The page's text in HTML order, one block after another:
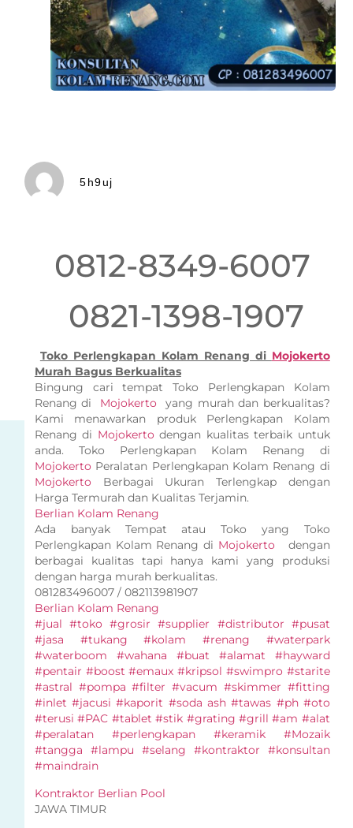
5h9uj
0812-8349-6007
0821-1398-1907
Toko Perlengkapan Kolam Renang di Mojokerto
Murah Bagus Berkualitas
Bingung cari tempat Toko Perlengkapan Kolam
Renang di Mojokerto yang murah dan berkualitas?
Kami menawarkan produk Perlengkapan Kolam
Renang di Mojokerto dengan kualitas terbaik untuk
anda. Toko Perlengkapan Kolam Renang di
Mojokerto Peralatan Perlengkapan Kolam Renang di
Mojokerto Berbagai Ukuran Terlengkap dengan
Harga Termurah dan Kualitas Terjamin.
Berlian Kolam Renang
Ada banyak Tempat atau Toko yang Toko
Perlengkapan Kolam Renang di Mojokerto
dengan
berbagai kualitas tapi hanya kami yang produksi
dengan harga murah berkualitas.
081283496007 / 082113981907
Berlian Kolam Renang
#jual #toko #grosir #supplier #distributor #pusat
#jasa #tukang #kolam #renang #waterpark
#waterboom #wahana #buat #alamat #hayward
#pentair #boost #emaux #kripsol #swimpro #starite
#astral #pompa #filter #vacum #skimmer #fitting
#inlet #jacusi #kaporit #soda ash #tawas #ph #oto
#terusi #PAC #tablet #stik #grating #grill #am #alat
#peralatan #perlengkapan #keramik #Mozaik
#tangga #lampu #selang #kontraktor #konsultan
#maindrain
Kontraktor Berlian Pool
JAWA TIMUR